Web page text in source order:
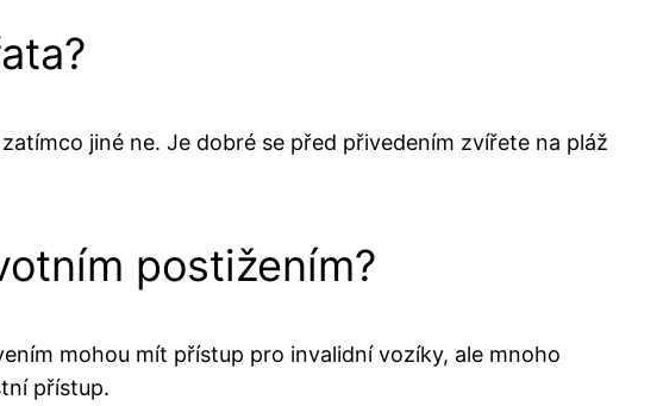
jiné ne. Je dobré se před přivedením zvířete na pláž
postižením?
mohou mít přístup pro invalidní vozíky, ale mnoho
přístup.